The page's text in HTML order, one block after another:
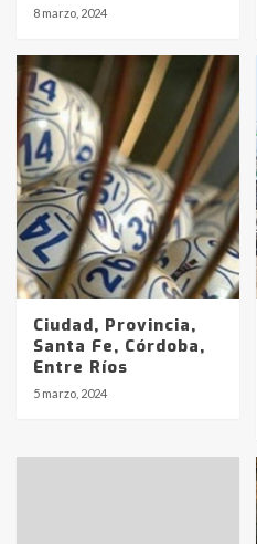
8 marzo, 2024
Ciudad, Provincia,
Santa Fe, Córdoba,
Entre Ríos
5 marzo, 2024
pampeanos
en la mañana